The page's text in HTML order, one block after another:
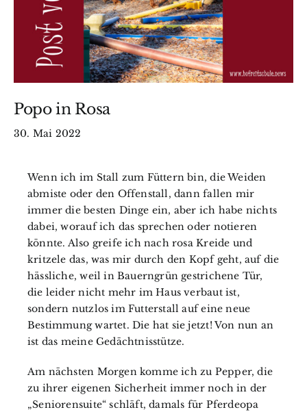
Termine
Kontakt
Search
for:
Popo in Rosa
30. Mai 2022
Wenn ich im Stall zum Füttern bin, die Weiden
abmiste oder den Offenstall, dann fallen mir
immer die besten Dinge ein, aber ich habe nichts
dabei, worauf ich das sprechen oder notieren
könnte. Also greife ich nach rosa Kreide und
kritzele das, was mir durch den Kopf geht, auf die
hässliche, weil in Bauerngrün gestrichene Tür,
die leider nicht mehr im Haus verbaut ist,
sondern nutzlos im Futterstall auf eine neue
Bestimmung wartet. Die hat sie jetzt! Von nun an
ist das meine Gedächtnisstütze.
Am nächsten Morgen komme ich zu Pepper, die
zu ihrer eigenen Sicherheit immer noch in der
„Seniorensuite“ schläft, damals für Pferdeopa